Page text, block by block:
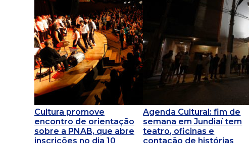
Cultura promove
encontro de orientação
sobre a PNAB, que abre
inscrições no dia 10
Agenda Cultural: fim de
semana em Jundiaí tem
teatro, oficinas e
contação de histórias